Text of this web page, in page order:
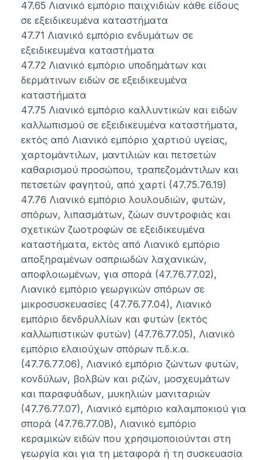
47.65 Λιανικό εμπόριο παιχνιδιών κάθε είδους
σε εξειδικευμένα καταστήματα
47.71 Λιανικό εμπόριο ενδυμάτων σε
εξειδικευμένα καταστήματα
47.72 Λιανικό εμπόριο υποδημάτων και
δερμάτινων ειδών σε εξειδικευμένα
καταστήματα
47.75 Λιανικό εμπόριο καλλυντικών και ειδών
καλλωπισμού σε εξειδικευμένα καταστήματα,
εκτός από Λιανικό εμπόριο χαρτιού υγείας,
χαρτομάντιλων, μαντιλιών και πετσετών
καθαρισμού προσώπου, τραπεζομάντιλων και
πετσετών φαγητού, από χαρτί (47.75.76.19)
47.76 Λιανικό εμπόριο λουλουδιών, φυτών,
σπόρων, λιπασμάτων, ζώων συντροφιάς και
σχετικών ζωοτροφών σε εξειδικευμένα
καταστήματα, εκτός από Λιανικό εμπόριο
αποξηραμένων οσπριωδών λαχανικών,
αποφλοιωμένων, για σπορά (47.76.77.02),
Λιανικό εμπόριο γεωργικών σπόρων σε
μικροσυσκευασίες (47.76.77.04), Λιανικό
εμπόριο δενδρυλλίων και φυτών (εκτός
καλλωπιστικών φυτών) (47.76.77.05), Λιανικό
εμπόριο ελαιούχων σπόρων π.δ.κ.α.
(47.76.77.06), Λιανικό εμπόριο ζώντων φυτών,
κονδύλων, βολβών και ριζών, μοσχευμάτων
και παραφυάδων, μυκηλιών μανιταριών
(47.76.77.07), Λιανικό εμπόριο καλαμποκιού για
σπορά (47.76.77.08), Λιανικό εμπόριο
κεραμικών ειδών που χρησιμοποιούνται στη
γεωργία και για τη μεταφορά ή τη συσκευασία